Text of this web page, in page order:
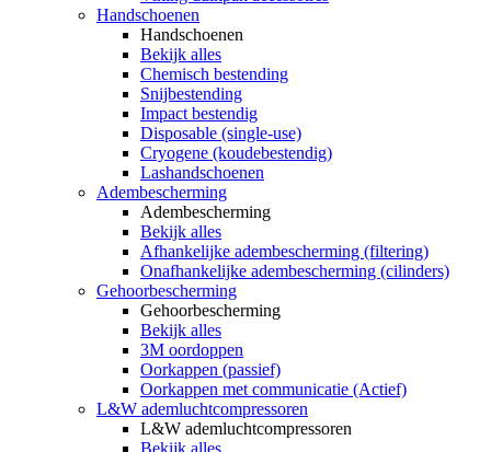
Handschoenen
Handschoenen
Bekijk alles
Chemisch bestending
Snijbestending
Impact bestendig
Disposable (single-use)
Cryogene (koudebestendig)
Lashandschoenen
Adembescherming
Adembescherming
Bekijk alles
Afhankelijke adembescherming (filtering)
Onafhankelijke adembescherming (cilinders)
Gehoorbescherming
Gehoorbescherming
Bekijk alles
3M oordoppen
Oorkappen (passief)
Oorkappen met communicatie (Actief)
L&W ademluchtcompressoren
L&W ademluchtcompressoren
Bekijk alles